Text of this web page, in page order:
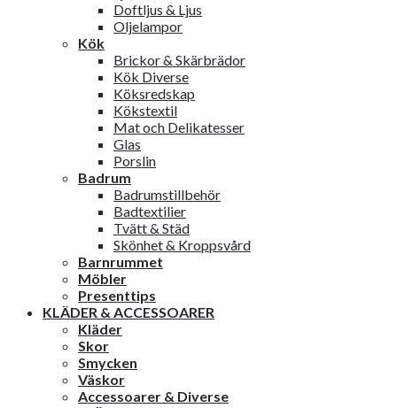
Doftljus & Ljus
Oljelampor
Kök
Brickor & Skärbrädor
Kök Diverse
Köksredskap
Kökstextil
Mat och Delikatesser
Glas
Porslin
Badrum
Badrumstillbehör
Badtextilier
Tvätt & Städ
Skönhet & Kroppsvård
Barnrummet
Möbler
Presenttips
KLÄDER & ACCESSOARER
Kläder
Skor
Smycken
Väskor
Accessoarer & Diverse